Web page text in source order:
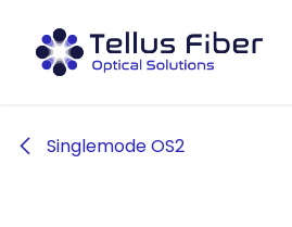
Singlemode OS2